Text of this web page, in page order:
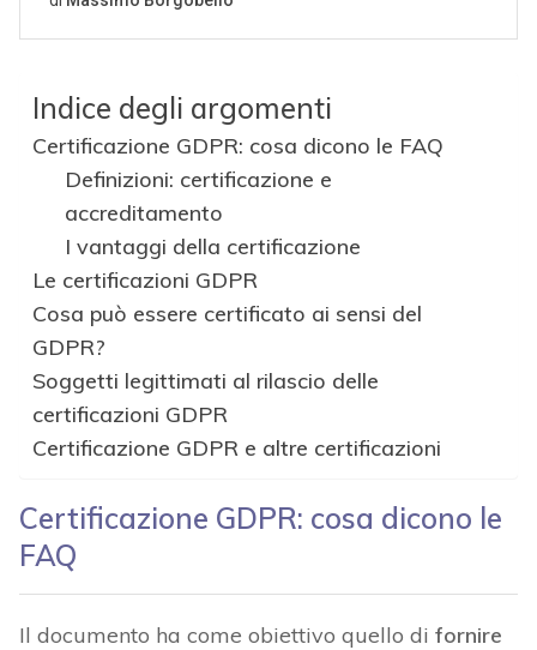
Indice degli argomenti
Certificazione GDPR: cosa dicono le FAQ
Definizioni: certificazione e
accreditamento
I vantaggi della certificazione
Le certificazioni GDPR
Cosa può essere certificato ai sensi del
GDPR?
Soggetti legittimati al rilascio delle
certificazioni GDPR
Certificazione GDPR e altre certificazioni
Certificazione GDPR: cosa dicono le
FAQ
Il documento ha come obiettivo quello di fornire